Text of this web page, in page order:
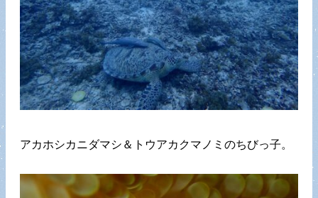
アカホシカニダマシ＆トウアカクマノミのちびっ子。